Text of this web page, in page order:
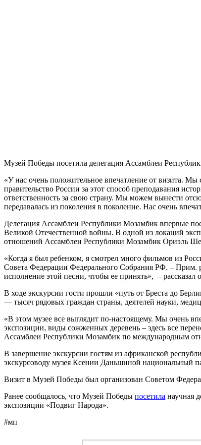
Музей Победы посетила делегация Ассамблеи
«У нас очень положительное впечатление от визита.
правительство России за этот способ преподавания
ответственность за свою страну. Мы можем вынести
передавалась из поколения в поколение. Нас очень
Делегация Ассамблеи Республики Мозамбик впервые
Великой Отечественной войны. В одной из локаций
отношений Ассамблеи Республики Мозамбик Ориэль
«Когда я был ребенком, я смотрел много фильмов из
Совета Федерации Федерального Собрания РФ. – Прим.
исполнение этой песни, чтобы ее принять», – рассказал
В ходе экскурсии гости прошли «путь от Бреста до
— тысяч рядовых граждан страны, деятелей науки,
«В этом музее все выглядит по-настоящему. Мы очень
экспозиции, виды сожженных деревень – здесь все
Ассамблеи Республики Мозамбик по международным
В завершение экскурсии гостям из африканской
экскурсоводу музея Ксении Даньшиной национальный
Визит в Музей Победы был организован Советом
Ранее сообщалось, что Музей Победы посетила научная
экспозиции «Подвиг Народа».
#мп